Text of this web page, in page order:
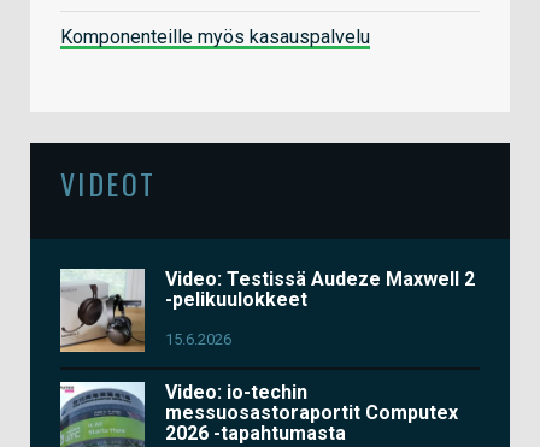
Komponenteille myös kasauspalvelu
VIDEOT
Video: Testissä Audeze Maxwell 2
-pelikuulokkeet
15.6.2026
Video: io-techin
messuosastoraportit Computex
2026 -tapahtumasta